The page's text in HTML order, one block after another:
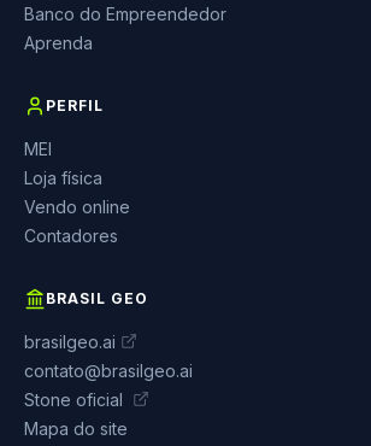
Banco do Empreendedor
Aprenda
PERFIL
MEI
Loja física
Vendo online
Contadores
BRASIL GEO
brasilgeo.ai
contato@brasilgeo.ai
Stone oficial
Mapa do site